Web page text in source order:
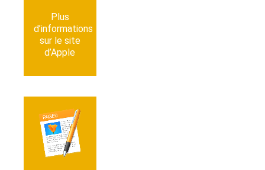
Plus
d’informations
sur le site
d’Apple
Nou­
veautés
sur
Se rendre
sur le
support
d’Apple